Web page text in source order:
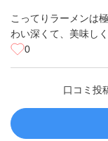
こってりラーメンは
わい深くて、美味し
0
口コミ投